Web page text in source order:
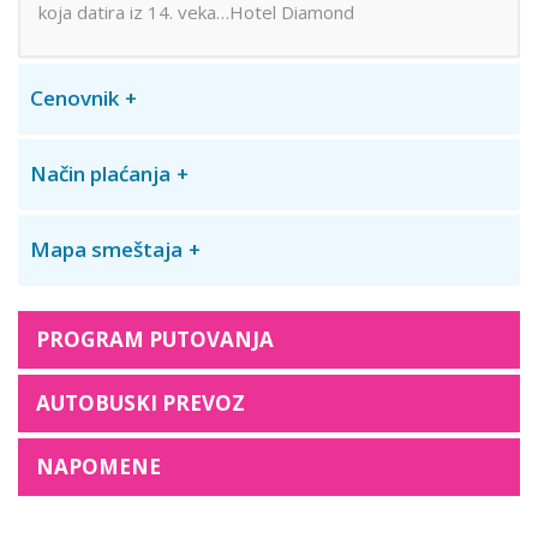
koja datira iz 14. veka…Hotel Diamond
Cenovnik
Način plaćanja
Mapa smeštaja
PROGRAM PUTOVANJA
AUTOBUSKI PREVOZ
NAPOMENE